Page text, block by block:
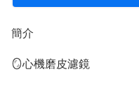
簡介
🪞心機磨皮濾鏡